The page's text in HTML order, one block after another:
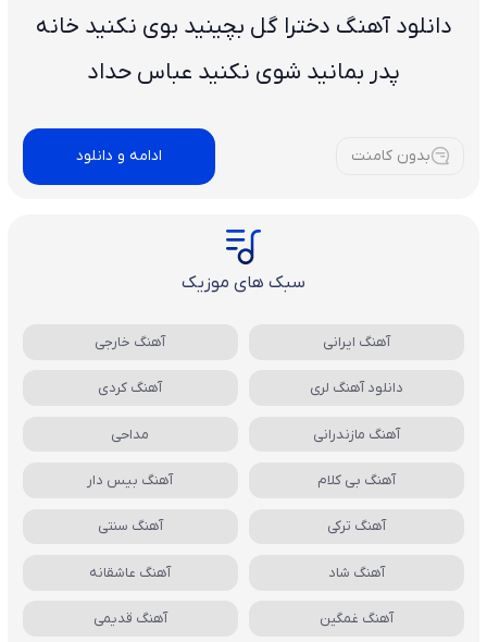
دانلود آهنگ دخترا گل بچینید بوی نکنید خانه
پدر بمانید شوی نکنید عباس حداد
بدون کامنت ادامه و دانلود
سبک های موزیک
آهنگ ایرانی آهنگ خارجی
دانلود آهنگ لری آهنگ کردی
آهنگ مازندرانی مداحی
آهنگ بی کلام آهنگ بیس دار
آهنگ ترکی آهنگ سنتی
آهنگ شاد آهنگ عاشقانه
آهنگ غمگین آهنگ قدیمی